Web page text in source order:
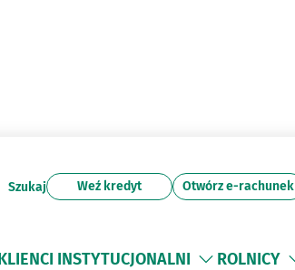
Szukaj Weź kredyt Otwórz e-rachunek
INSTYTUCJONALNI ROLNICY